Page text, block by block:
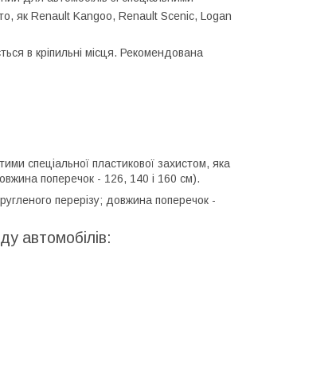
як Renault Kangoo, Renault Scenic, Logan
в кріпильні місця. Рекомендована
спеціальної пластикової захистом, яка
поперечок - 126, 140 і 160 см).
перерізу; довжина поперечок -
автомобілів: